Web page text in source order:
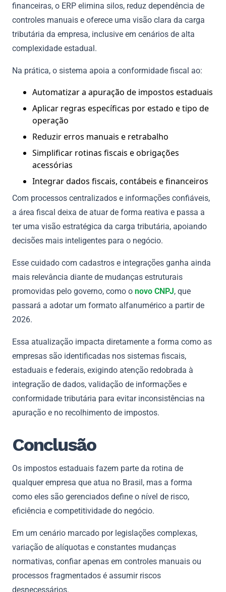
financeiras, o ERP elimina silos, reduz dependência de
controles manuais e oferece uma visão clara da carga
tributária da empresa, inclusive em cenários de alta
complexidade estadual.
Na prática, o sistema apoia a conformidade fiscal ao:
Automatizar a apuração de impostos estaduais
Aplicar regras específicas por estado e tipo de
operação
Reduzir erros manuais e retrabalho
Simplificar rotinas fiscais e obrigações
acessórias
Integrar dados fiscais, contábeis e financeiros
Com processos centralizados e informações confiáveis,
a área fiscal deixa de atuar de forma reativa e passa a
ter uma visão estratégica da carga tributária, apoiando
decisões mais inteligentes para o negócio.
Esse cuidado com cadastros e integrações ganha ainda
mais relevância diante de mudanças estruturais
promovidas pelo governo, como o novo CNPJ, que
passará a adotar um formato alfanumérico a partir de
2026.
Essa atualização impacta diretamente a forma como as
empresas são identificadas nos sistemas fiscais,
estaduais e federais, exigindo atenção redobrada à
integração de dados, validação de informações e
conformidade tributária para evitar inconsistências na
apuração e no recolhimento de impostos.
Conclusão
Os impostos estaduais fazem parte da rotina de
qualquer empresa que atua no Brasil, mas a forma
como eles são gerenciados define o nível de risco,
eficiência e competitividade do negócio.
Em um cenário marcado por legislações complexas,
variação de alíquotas e constantes mudanças
normativas, confiar apenas em controles manuais ou
processos fragmentados é assumir riscos
desnecessários.